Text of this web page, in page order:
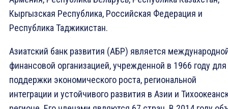
Кыргызская Республика, Российская Федерация и
Республика Таджикистан.
Азиатский банк развития (АБР) является
финансовой организацией, учрежденной в 1966 году для
поддержки экономического роста, региональной
интеграции и устойчивого развития в Азии и